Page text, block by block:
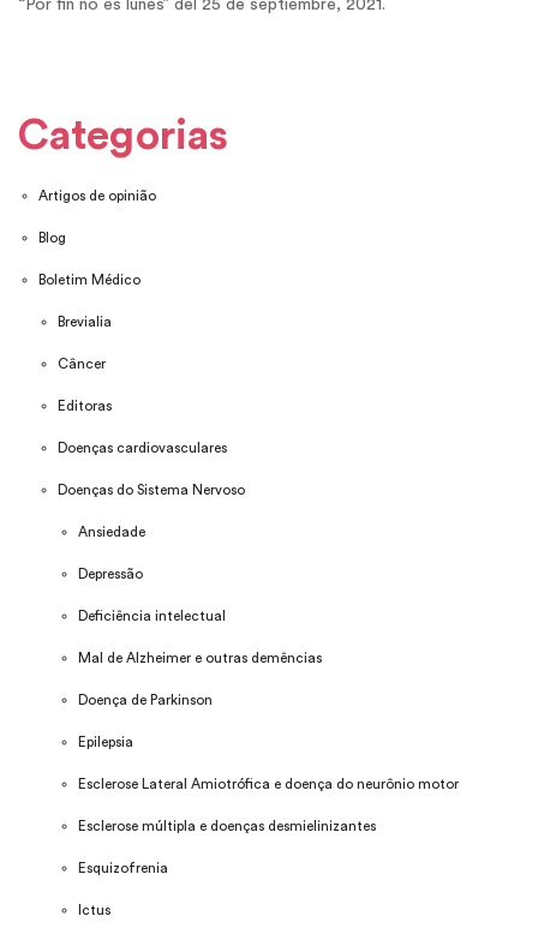
“Por fin no es lunes” del 25 de septiembre, 2021.
Categorias
Artigos de opinião
Blog
Boletim Médico
Brevialia
Câncer
Editoras
Doenças cardiovasculares
Doenças do Sistema Nervoso
Ansiedade
Depressão
Deficiência intelectual
Mal de Alzheimer e outras demências
Doença de Parkinson
Epilepsia
Esclerose Lateral Amiotrófica e doença do neurônio motor
Esclerose múltipla e doenças desmielinizantes
Esquizofrenia
Ictus